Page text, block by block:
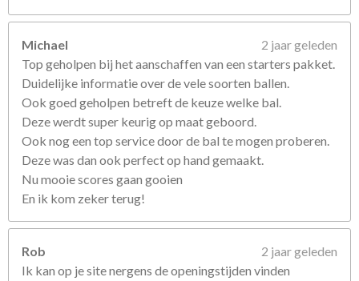
Michael
2 jaar geleden
Top geholpen bij het aanschaffen van een starters pakket.
Duidelijke informatie over de vele soorten ballen.
Ook goed geholpen betreft de keuze welke bal.
Deze werdt super keurig op maat geboord.
Ook nog een top service door de bal te mogen proberen.
Deze was dan ook perfect op hand gemaakt.
Nu mooie scores gaan gooien
En ik kom zeker terug!
Rob
2 jaar geleden
Ik kan op je site nergens de openingstijden vinden